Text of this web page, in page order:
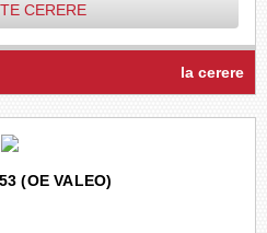
CERERE
la cerere
(OE VALEO)